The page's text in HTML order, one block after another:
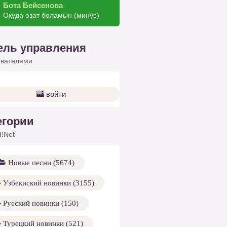
Бота Бейсенова
Оқуда озат боламын (минус)
управления
войти
Новые песни (5674)
Узбекиский новинки (3155)
Русский новинки (150)
Турецкий новинки (521)